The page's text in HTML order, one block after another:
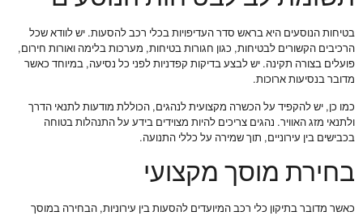
בטיחות הנוסעים היא בראש סדר העדיפויות בכלי רכב להסעות. יש לוודא שכל
הרכיבים הקשורים לבטיחות, כגון חגורות בטיחות, מערכות בלימה ואורות חירום,
פועלים בצורה תקינה. יש לבצע בדיקות קפדניות לפני כל נסיעה, במיוחד כאשר
מדובר בנסיעות ארוכות.
כמו כן, יש להקפיד על הכשרה מקצועית לנהגים, הכוללת מודעות לתנאי הדרך
ולתנאי מזג האוויר. נהגים צריכים להיות מצוידים בידע על התנהלות בטוחה
בכבישים בין עירוניים, תוך שמירה על כללי התנועה.
בחירת מוסך מקצועי
כאשר מדובר בתיקון כלי רכב המיועדים להסעות בין עירוניות, הבחירה במוסך